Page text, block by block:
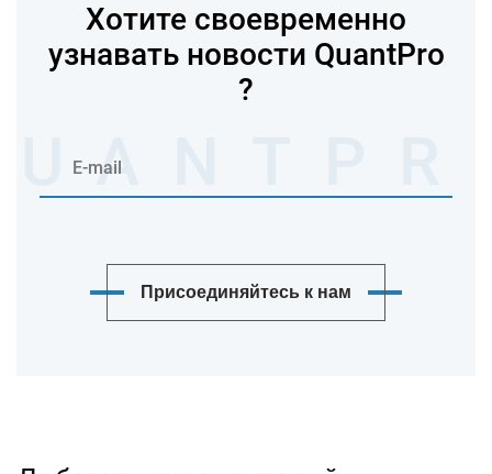
Хотите своевременно
узнавать новости QuantPro
?
Присоединяйтесь к нам